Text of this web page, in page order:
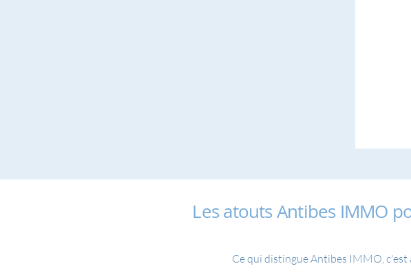
Les atouts Antibes IMMO
Ce qui distingue Antibes IMMO,